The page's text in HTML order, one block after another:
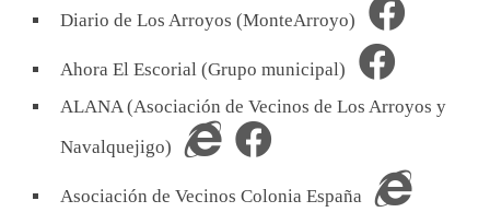
Diario de Los Arroyos (MonteArroyo)
Ahora El Escorial (Grupo municipal)
ALANA (Asociación de Vecinos de Los Arroyos y
Navalquejigo)
Asociación de Vecinos Colonia España